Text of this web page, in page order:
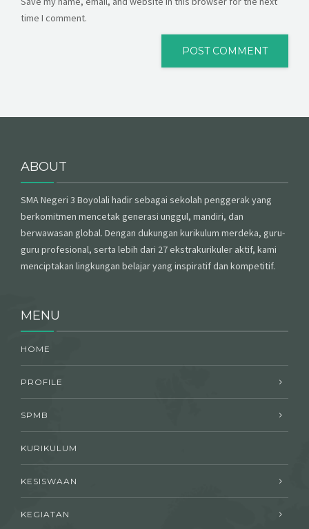
time I comment.
ABOUT
SMA Negeri 3 Boyolali hadir sebagai sekolah penggerak yang
berkomitmen mencetak generasi unggul, mandiri, dan
berwawasan global. Dengan dukungan kurikulum merdeka, guru-
guru profesional, serta lebih dari 27 ekstrakurikuler aktif, kami
menciptakan lingkungan belajar yang inspiratif dan kompetitif.
MENU
HOME
PROFILE
SPMB
KURIKULUM
KESISWAAN
KEGIATAN